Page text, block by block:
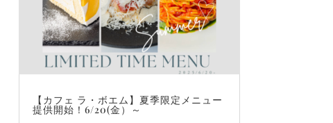
【カフェ ラ・ボエム】夏季限定メニュー
提供開始！6/20(金）～